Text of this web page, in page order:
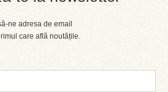
ne adresa de email
care află noutățile.